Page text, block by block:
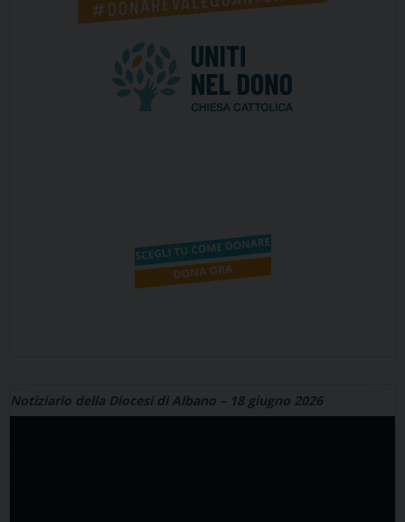
Notiziario della Diocesi di Albano – 18 giugno 2026